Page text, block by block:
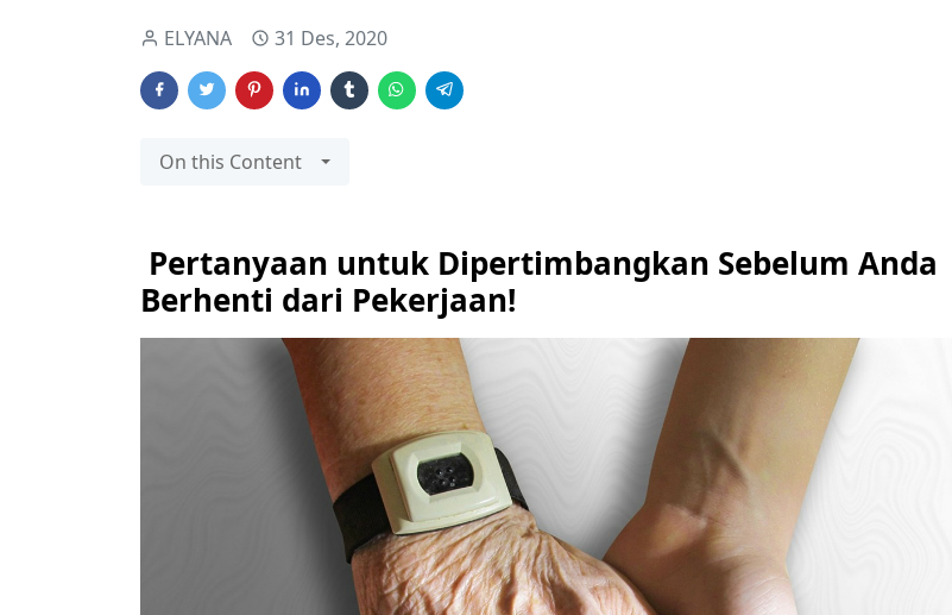
ELYANA 31 Des, 2020
On this Content
Pertanyaan untuk Dipertimbangkan Sebelum Anda
Berhenti dari Pekerjaan!